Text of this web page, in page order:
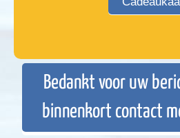
Bedankt voor uw
binnenkort contact